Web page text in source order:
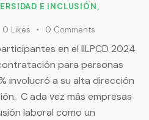
E INCLUSIÓN,
0 Likes 0 Comments
en el IILPCD 2024
para personas
involucró a su alta dirección
C ada vez más empresas
laboral como un